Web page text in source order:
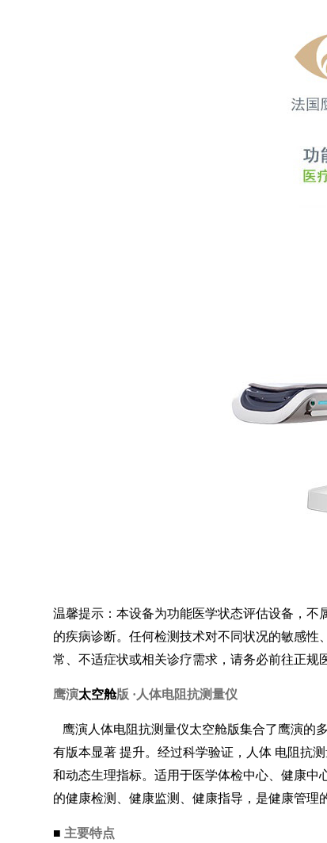
温馨提示：本设备为功能医学状态评估设备，
的疾病诊断。任何检测技术对不同状况的敏感性
常、不适症状或相关诊疗需求，请务必前往正规
鹰演太空舱版 ·人体电阻抗测量仪
鹰演人体电阻抗测量仪太空舱版集合了鹰演的
有版本显著 提升。经过科学验证，人体 电阻抗
和动态生理指标。适用于医学体检中心、健康
的健康检测、健康监测、健康指导，是健康管理
■ 主要特点